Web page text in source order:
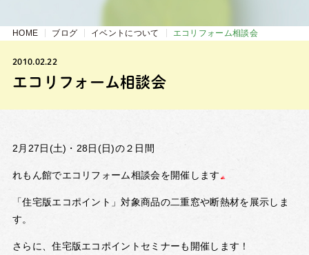
HOME ブログ イベントについて エコリフォーム相談会
2010.02.22
エコリフォーム相談会
2月27日(土)・28日(日)の２日間
れもん館でエコリフォーム相談会を開催します
「住宅版エコポイント」対象商品の二重窓や断熱材を展示しま
す。
さらに、住宅版エコポイントセミナーも開催します！